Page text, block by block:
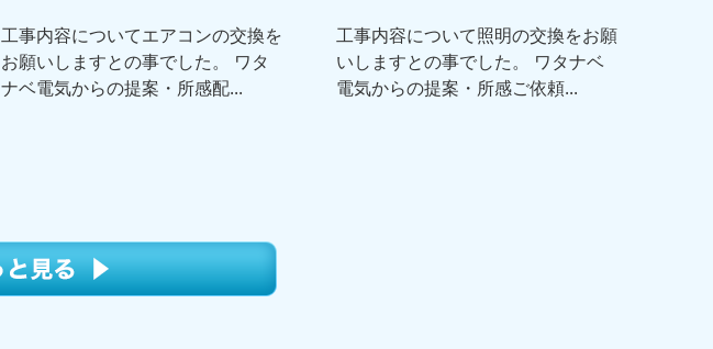
工事内容についてエアコンの交換を
お願いしますとの事でした。 ワタ
ナベ電気からの提案・所感配...
工事内容について照明の交換をお願
いしますとの事でした。 ワタナベ
電気からの提案・所感ご依頼...